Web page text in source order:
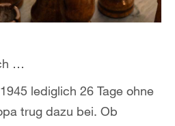
…
lediglich 26 Tage ohne
trug dazu bei. Ob